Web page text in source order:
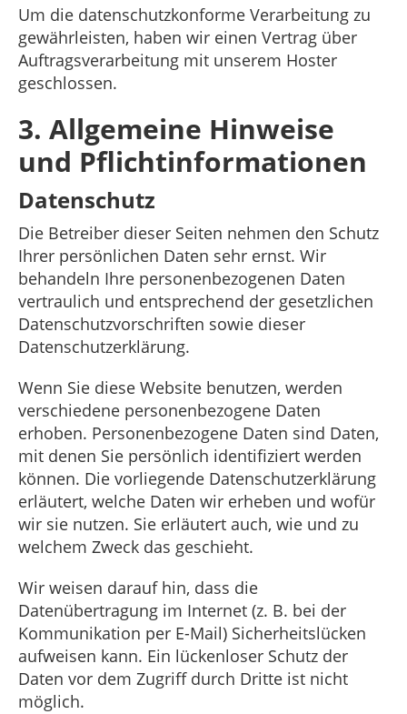
Um die datenschutzkonforme Verarbeitung zu
gewährleisten, haben wir einen Vertrag über
Auftragsverarbeitung mit unserem Hoster
geschlossen.
3. Allgemeine Hinweise
und Pflichtinformationen
Datenschutz
Die Betreiber dieser Seiten nehmen den Schutz
Ihrer persönlichen Daten sehr ernst. Wir
behandeln Ihre personenbezogenen Daten
vertraulich und entsprechend der gesetzlichen
Datenschutzvorschriften sowie dieser
Datenschutzerklärung.
Wenn Sie diese Website benutzen, werden
verschiedene personenbezogene Daten
erhoben. Personenbezogene Daten sind Daten,
mit denen Sie persönlich identifiziert werden
können. Die vorliegende Datenschutzerklärung
erläutert, welche Daten wir erheben und wofür
wir sie nutzen. Sie erläutert auch, wie und zu
welchem Zweck das geschieht.
Wir weisen darauf hin, dass die
Datenübertragung im Internet (z. B. bei der
Kommunikation per E-Mail) Sicherheitslücken
aufweisen kann. Ein lückenloser Schutz der
Daten vor dem Zugriff durch Dritte ist nicht
möglich.